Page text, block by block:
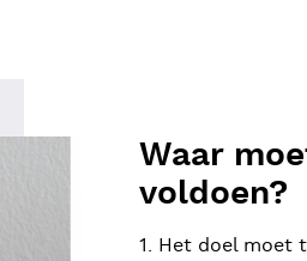
Waar
voldoen?
1. Het doel moet